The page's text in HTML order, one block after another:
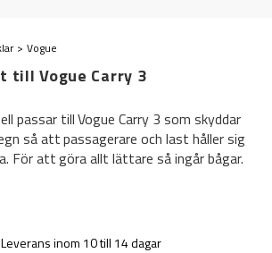
Vogue
till Vogue Carry 3
passar till Vogue Carry 3 som skyddar
så att passagerare och last håller sig
För att göra allt lättare så ingår bågar.
Leverans inom 10 till 14 dagar